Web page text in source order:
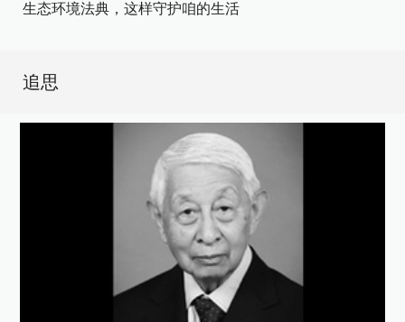
生态环境法典，这样守护咱的生活
追思